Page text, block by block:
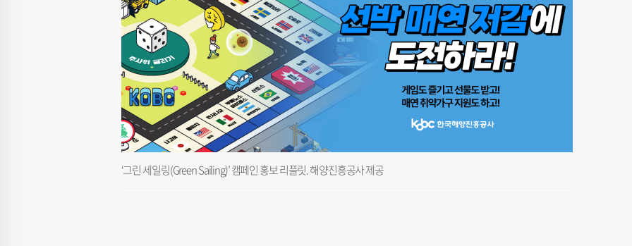
‘그린 세일링(Green Sailing)’ 캠페인 홍보 리플릿. 해양진흥공사 제공